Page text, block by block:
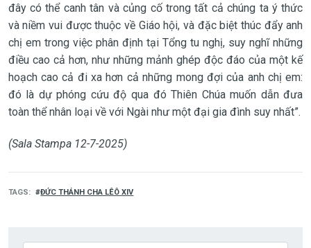
đây có thể canh tân và củng cố trong tất cả chúng ta ý thức
và niềm vui được thuộc về Giáo hội, và đặc biệt thúc đẩy anh
chị em trong việc phân định tại Tổng tu nghị, suy nghĩ những
điều cao cả hơn, như những mảnh ghép độc đáo của một kế
hoạch cao cả đi xa hơn cả những mong đợi của anh chị em:
đó là dự phóng cứu độ qua đó Thiên Chúa muốn dẫn đưa
toàn thể nhân loại về với Ngài như một đại gia đình suy nhất”.
(Sala Stampa 12-7-2025)
TAGS ĐỨC THÁNH CHA LÊÔ XIV